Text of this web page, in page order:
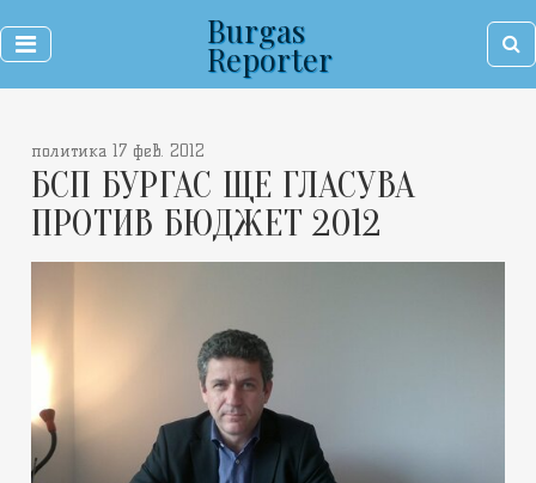
Burgas
Reporter
политика 17 фев. 2012
БСП БУРГАС ЩЕ ГЛАСУВА
ПРОТИВ БЮДЖЕТ 2012